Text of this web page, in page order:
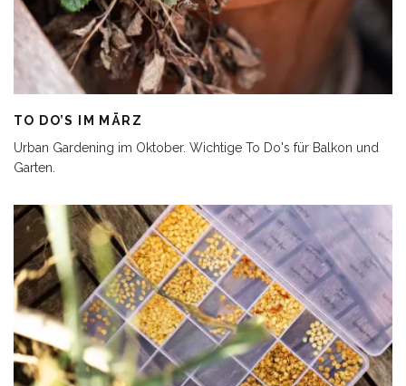
TO DO’S IM MÄRZ
Urban Gardening im Oktober. Wichtige To Do's für Balkon und
Garten.